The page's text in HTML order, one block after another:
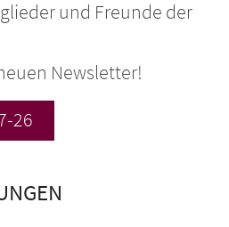
und Freunde der
Newsletter!
26